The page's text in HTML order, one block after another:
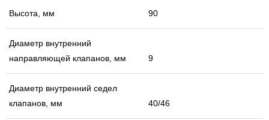
Высота, мм 90
Диаметр внутренний
направляющей клапанов, мм
9
Диаметр внутренний седел
клапанов, мм
40/46